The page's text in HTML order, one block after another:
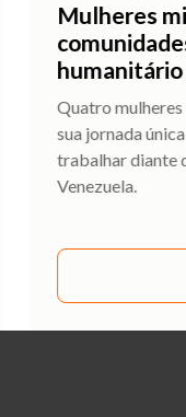
Mulheres
Quatro mulheres
sua jornada
trabalhar diante
Venezuela.